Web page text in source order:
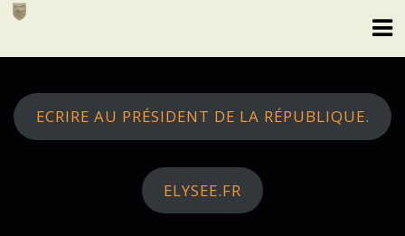
Skip
ECRIRE AU PRÉSIDENT DE LA RÉPUBLIQUE.
ELYSEE.FR